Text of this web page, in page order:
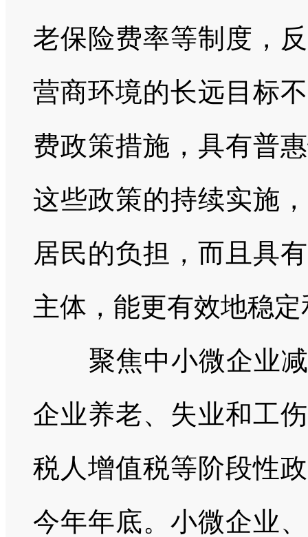
老保险费率等制度，
营商环境的长远目标
费政策措施，具有普
这些政策的持续实施
居民的负担，而且具
主体，能更有效地稳
聚焦中小微企业
企业养老、失业和工
税人增值税等阶段性
今年年底。小微企业